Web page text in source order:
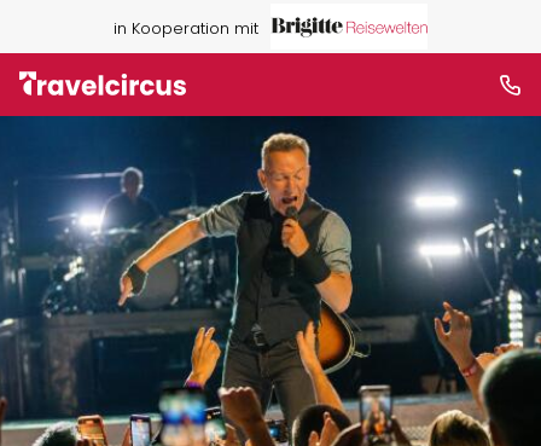
in Kooperation mit